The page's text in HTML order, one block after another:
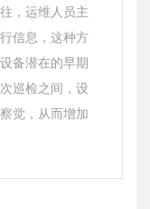
，运维人员主
信息，这种方
备潜在的早期
巡检之间，设
觉，从而增加